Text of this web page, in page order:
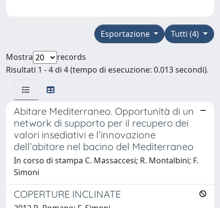
Tutti (4)
Esportazione
Mostra
records
Risultati 1 - 4 di 4 (tempo di esecuzione: 0.013 secondi).
Abitare Mediterraneo. Opportunità di un
network di supporto per il recupero dei
valori insediativi e l’innovazione
dell’abitare nel bacino del Mediterraneo
In corso di stampa C. Massaccesi; R. Montalbini; F.
Simoni
COPERTURE INCLINATE